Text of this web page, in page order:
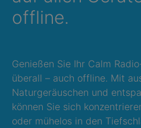
offline.
Genießen Sie Ihr Calm
überall – auch offline. Mit
Naturgeräuschen und
können Sie sich
oder mühelos in den